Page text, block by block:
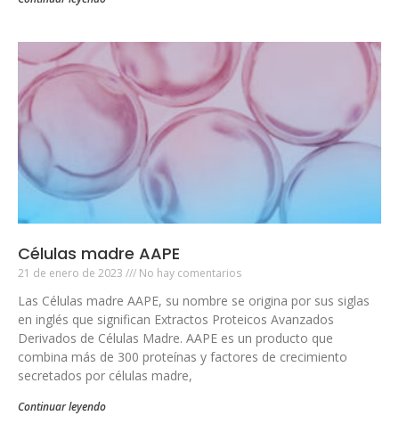
Células madre AAPE
21 de enero de 2023 No hay comentarios
Las Células madre AAPE, su nombre se origina por sus siglas
en inglés que significan Extractos Proteicos Avanzados
Derivados de Células Madre. AAPE es un producto que
combina más de 300 proteínas y factores de crecimiento
secretados por células madre,
Continuar leyendo